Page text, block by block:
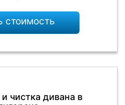
стоимость
чистка дивана в